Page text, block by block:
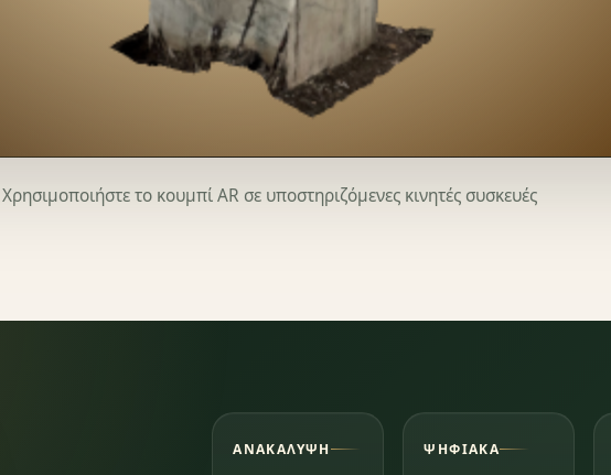
το κουμπί AR σε υποστηριζόμενες κινητές συσκευές
ΑΝΑΚΆΛΥΨΗ ΨΗΦΙΑΚΆ